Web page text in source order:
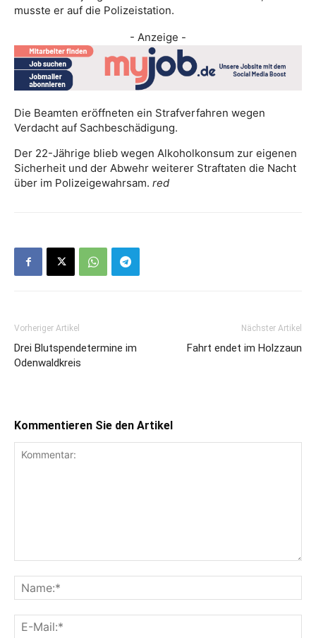
musste er auf die Polizeistation.
- Anzeige -
Die Beamten eröffneten ein Strafverfahren wegen
Verdacht auf Sachbeschädigung.
Der 22-Jährige blieb wegen Alkoholkonsum zur eigenen
Sicherheit und der Abwehr weiterer Straftaten die Nacht
über im Polizeigewahrsam. red
Vorheriger Artikel
Drei Blutspendetermine im
Odenwaldkreis
Nächster Artikel
Fahrt endet im Holzzaun
Kommentieren Sie den Artikel